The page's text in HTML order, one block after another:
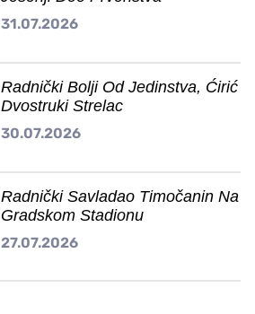
31.07.2026
Radnički Bolji Od Jedinstva, Ćirić
Dvostruki Strelac
30.07.2026
Radnički Savladao Timočanin Na
Gradskom Stadionu
27.07.2026